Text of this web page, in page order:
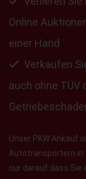
Online
einer Hand
Verkaufen
auch ohne TÜV
Unser PKW Ankauf
Autotransportern in
nur darauf dass Sie